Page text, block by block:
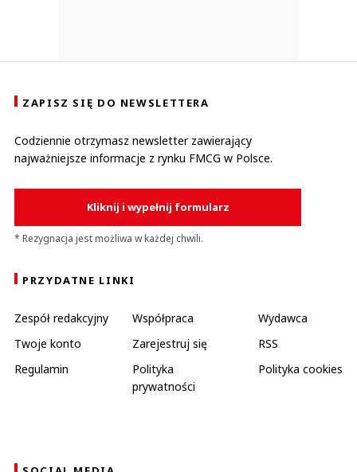
ZAPISZ SIĘ DO NEWSLETTERA
Codziennie otrzymasz newsletter zawierający
najważniejsze informacje z rynku FMCG w Polsce.
Kliknij i wypełnij formularz
* Rezygnacja jest możliwa w każdej chwili.
PRZYDATNE LINKI
Zespół redakcyjny Współpraca
Wydawca
Twoje konto
Zarejestruj się
RSS
Regulamin
Polityka
prywatności
Polityka cookies